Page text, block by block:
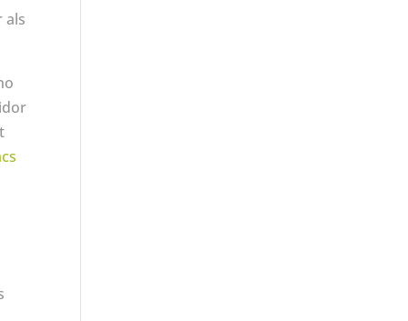
als